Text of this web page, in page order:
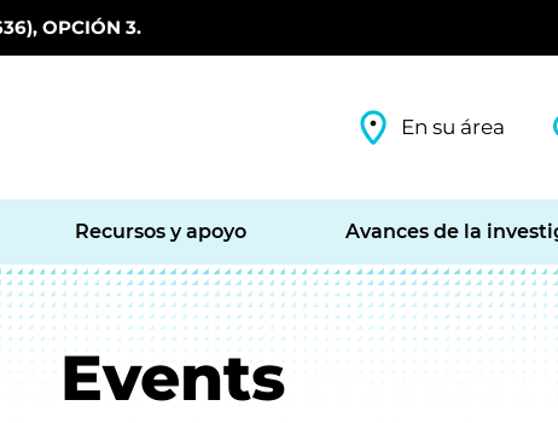
OPCIÓN 3.
En su área
Recursos y apoyo Avances de la
Events